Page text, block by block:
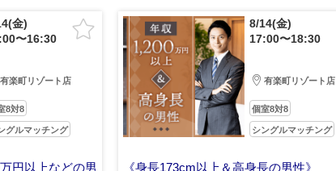
金)
〜16:30
有楽町リゾート店
8対8
グルマッチング
円以上などの男
8/14(金)
17:00〜18:30
有楽町リゾート店
個室8対8
シングルマッチング
《身長173cm以上＆高身長の男性》